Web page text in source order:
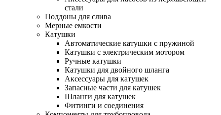
стали
Поддоны для слива
Мерные емкости
Катушки
Автоматические катушки с пружиной
Катушки с электрическим мотором
Ручные катушки
Катушки для двойного шланга
Аксессуары для катушек
Запасные части для катушек
Шланги для катушек
Фитинги и соединения